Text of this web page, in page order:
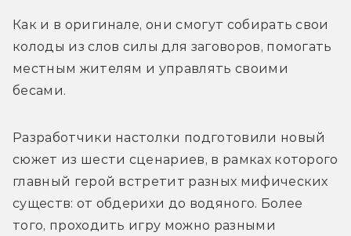
Как и в оригинале, они смогут собирать свои
колоды из слов силы для заговоров, помогать
местным жителям и управлять своими
бесами.
Разработчики настолки подготовили новый
сюжет из шести сценариев, в рамках которого
главный герой встретит разных мифических
существ: от обдерихи до водяного. Более
того, проходить игру можно разными